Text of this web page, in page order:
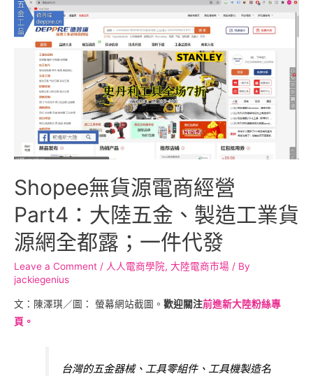
Shopee無貨源電商經營
Part4：大陸五金、製造工業貨
源網全都露；一件代發
Leave a Comment / 人人電商學院, 大陸電商市場 / By
jackiegenius
文：陳澤琪／圖： 螢幕網站截圖。 歡迎關注前進新大陸粉絲專
頁。
台灣的五金器械、工具零組件、工具機製造名